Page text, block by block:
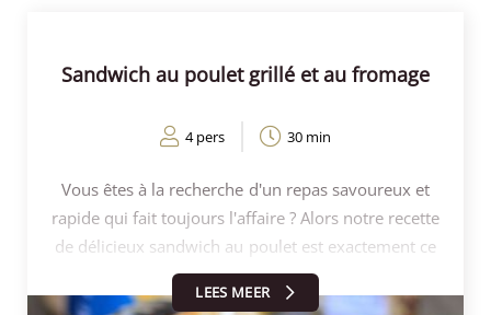
Sandwich au poulet grillé et au fromage
4 pers 30 min
Vous êtes à la recherche d'un repas savoureux et
rapide qui fait toujours l'affaire ? Alors notre recette
de délicieux sandwich au poulet est exactement ce
qu'il vous faut. Avec du blanc de poulet grillé, de la
tartinade crémeuse à l'abricot, des tomates
LEES MEER